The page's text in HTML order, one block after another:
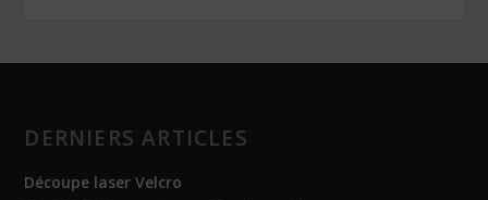
DERNIERS ARTICLES
Découpe laser Velcro